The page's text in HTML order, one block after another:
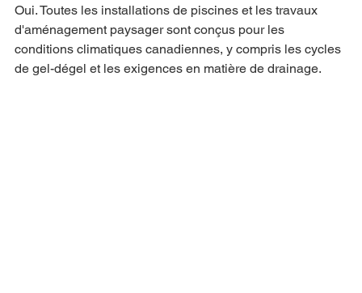
Oui. Toutes les installations de piscines et les travaux
d'aménagement paysager sont conçus pour les
conditions climatiques canadiennes, y compris les cycles
de gel-dégel et les exigences en matière de drainage.